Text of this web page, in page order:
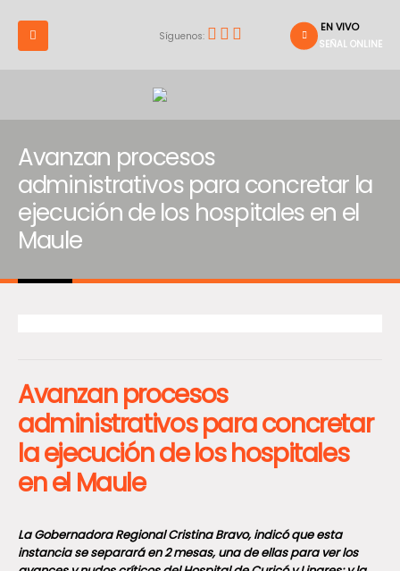
Síguenos:
EN VIVO
SEÑAL ONLINE
Avanzan procesos
administrativos para concretar la
ejecución de los hospitales en el
Maule
Avanzan procesos
administrativos para concretar
la ejecución de los hospitales
en el Maule
La Gobernadora Regional Cristina Bravo, indicó que esta
instancia se separará en 2 mesas, una de ellas para ver los